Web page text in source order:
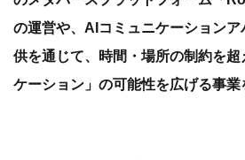
の運営や、AIコミュニケーション
供を通じて、時間・場所の制約を
ケーション」の可能性を広げる事業